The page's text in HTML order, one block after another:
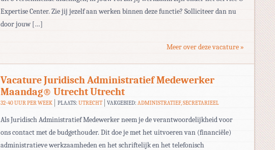
Expertise Center. Zie jij jezelf aan werken binnen deze functie? Solliciteer dan nu
door jouw […]
Meer over deze vacature »
Vacature Juridisch Administratief Medewerker
Maandag® Utrecht Utrecht
32-40 UUR PER WEEK PLAATS: UTRECHT VAKGEBIED:ADMINISTRATIEF, SECRETARIEEL
Als Juridisch Administratief Medewerker neem je de verantwoordelijkheid voor
ons contact met de budgethouder. Dit doe je met het uitvoeren van (financiële)
administratieve werkzaamheden en het schriftelijk en het telefonisch